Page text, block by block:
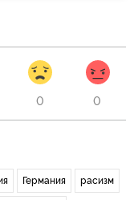
0 0
Германия расизм